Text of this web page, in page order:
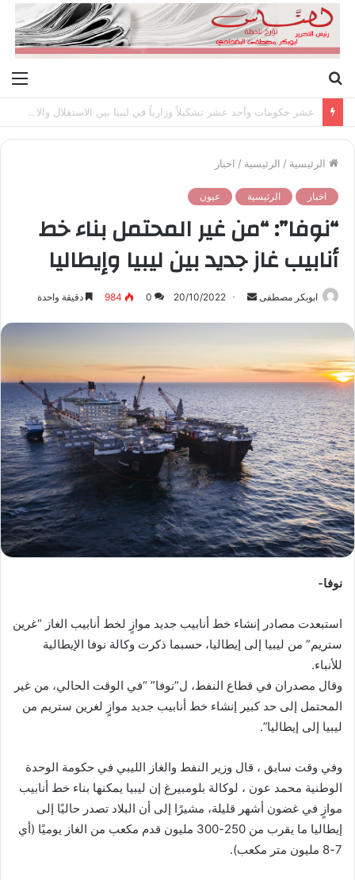
عن
عشر حكومات وأحد عشر تشكيلاً وزارياً في ليبيا بين الاستقلال والانقلاب (1951 – 1969)
الرئيسية / الرئيسية / اخبار
اخبار الرئيسية عيون
“نوفا”: “من غير المحتمل بناء خط
أنابيب غاز جديد بين ليبيا وإيطاليا
ابوبكر مصطفى
ر
ي
د
إ
ل
ك
ت
ر
ا
20/10/2022
0
984 دقيقة واحدة
نوفا-
استبعدت مصادر إنشاء خط أنابيب جديد موازٍ لخط أنابيب الغاز “غرين
ستريم” من ليبيا إلى إيطاليا، حسبما ذكرت وكالة نوفا الإيطالية
للأنباء.
وقال مصدران في قطاع النفط، ل”نوفا” “في الوقت الحالي، من غير
المحتمل إلى حد كبير إنشاء خط أنابيب جديد موازٍ لغرين ستريم من
ليبيا إلى إيطاليا”.
وفي وقت سابق ، قال وزير النفط والغاز الليبي في حكومة الوحدة
الوطنية محمد عون ، لوكالة بلومبيرغ إن ليبيا يمكنها بناء خط أنابيب
موازٍ في غضون أشهر قليلة، مشيرًا إلى أن البلاد تصدر حاليًا إلى
إيطاليا ما يقرب من 250-300 مليون قدم مكعب من الغاز يوميًا (أي
7-8 مليون متر مكعب).